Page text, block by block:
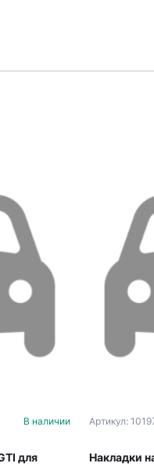
В наличии
для
Артикул:
Накладки